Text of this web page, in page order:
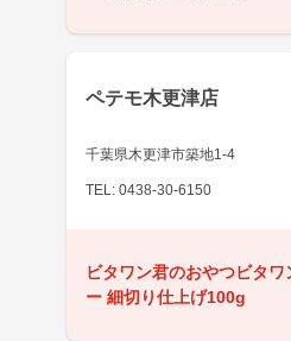
ペテモ木更津店
千葉県木更津市築地1-4
TEL: 0438-30-6150
ビタワン君のおやつビタ
ー 細切り仕上げ100g